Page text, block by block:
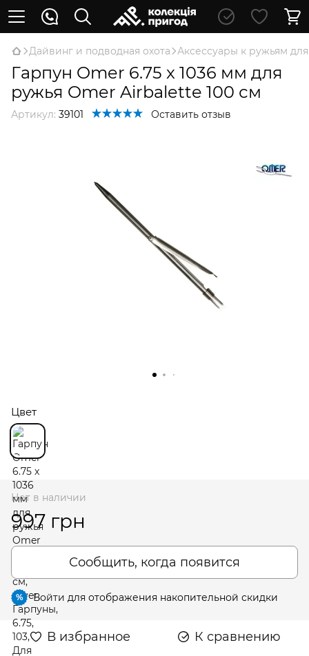
Дайвинг и подводная охота Аксессуары к ружьям
Гарпун Omer 6.75 x 1036 мм для
ружья Omer Airbalette 100 см
Артикул: 39101 Оставить отзыв
Цвет
Нет в наличии
997 грн
Сообщить, когда появится
% Войти для отображения накопительной скидки
В избранное К сравнению